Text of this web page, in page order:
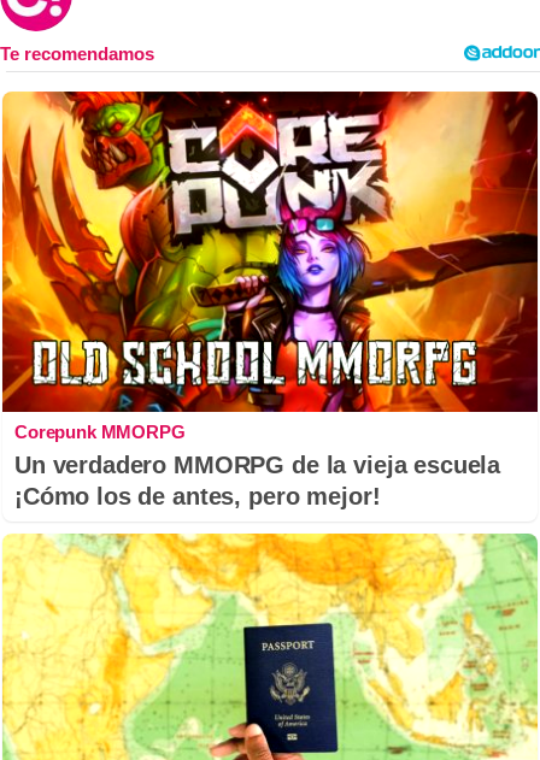
Corepunk MMORPG
Un verdadero MMORPG de la vieja escuela
¡Cómo los de antes, pero mejor!